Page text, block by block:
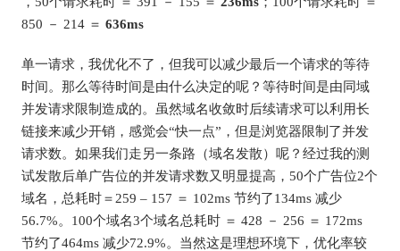
850 － 214 ＝ 636ms
单一请求，我优化不了，但我可以减少最后一个请求的等待
时间。那么等待时间是由什么决定的呢？等待时间是由同域
并发请求限制造成的。虽然域名收敛时后续请求可以利用长
链接来减少开销，感觉会“快一点”，但是浏览器限制了并发
请求数。如果我们走另一条路（域名发散）呢？经过我的测
试发散后单广告位的并发请求数又明显提高，50个广告位2个
域名，总耗时＝259 – 157 ＝ 102ms 节约了134ms 减少
56.7%。100个域名3个域名总耗时 ＝ 428 － 256 ＝ 172ms
节约了464ms 减少72.9%。当然这是理想环境下，优化率较